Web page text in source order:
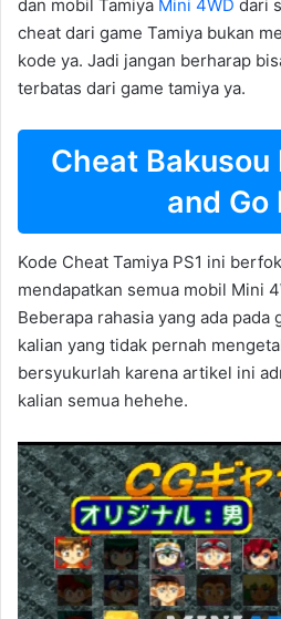
dan mobil Tamiya Mini 4WD dari
cheat dari game Tamiya bukan
kode ya. Jadi jangan berharap
terbatas dari game tamiya ya.
Cheat Bakusou
and Go
Kode Cheat Tamiya PS1 ini
mendapatkan semua mobil Mini
Beberapa rahasia yang ada pada
kalian yang tidak pernah
bersyukurlah karena artikel ini
kalian semua hehehe.